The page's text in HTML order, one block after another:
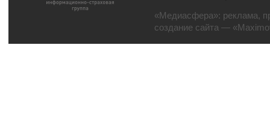
«Медиасфера»: реклама,
создание сайта —